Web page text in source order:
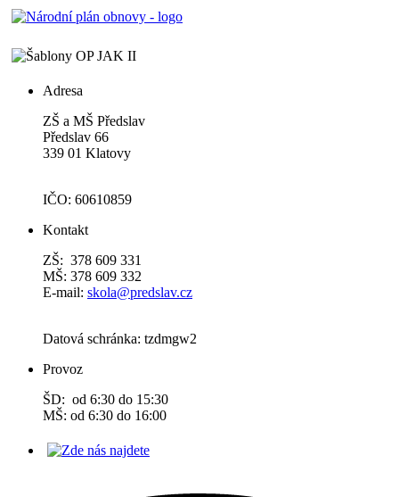
Adresa
ZŠ a MŠ Předslav
Předslav 66
339 01 Klatovy
IČO: 60610859
Kontakt
ZŠ: 378 609 331
MŠ: 378 609 332
E-mail: skola@predslav.cz
Datová schránka: tzdmgw2
Provoz
ŠD: od 6:30 do 15:30
MŠ: od 6:30 do 16:00